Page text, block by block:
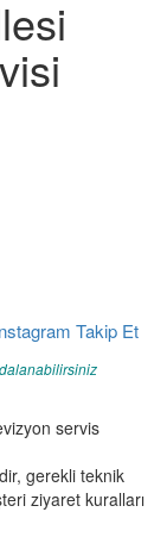
Takip Et
servis
gerekli teknik
ziyaret kuralları